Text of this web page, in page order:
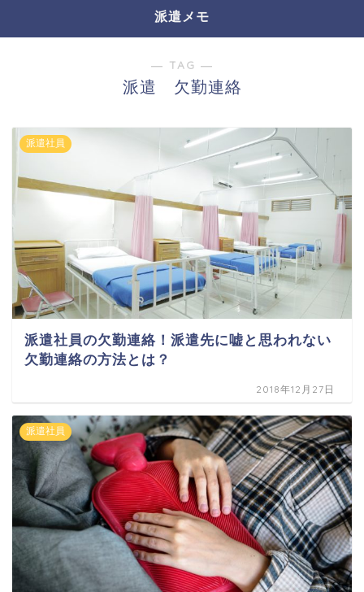
派遣メモ
― TAG ―
派遣 欠勤連絡
派遣社員
派遣社員の欠勤連絡！派遣先に嘘と思われない
欠勤連絡の方法とは？
2018年12月27日
派遣社員